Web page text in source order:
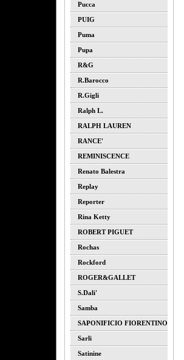
Pucca
PUIG
Puma
Pupa
R&G
R.barocco
R.gigli
Ralph L.
RALPH LAUREN
RANCE'
REMINISCENCE
Renato Balestra
Replay
Reporter
Rina Ketty
ROBERT PIGUET
Rochas
Rockford
ROGER&GALLET
S.dali'
Samba
SAPONIFICIO FIORENTINO
Sarli
Satinine